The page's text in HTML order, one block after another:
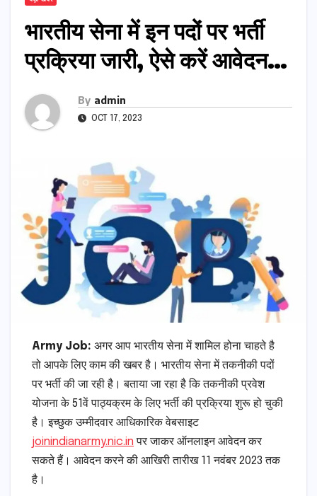
भारतीय सेना में इन पदों पर भर्ती
प्रक्रिया जारी, ऐसे करें आवेदन…
By admin
OCT 17, 2023
Army Job: अगर आप भारतीय सेना में शामिल होना चाहते है
तो आपके लिए काम की खबर है। भारतीय सेना में तकनीकी पदों
पर भर्ती की जा रही है। बताया जा रहा है कि तकनीकी प्रवेश
योजना के 51वें पाठ्यक्रम के लिए भर्ती की प्रक्रिया शुरू हो चुकी
है। इच्छुक उम्मीदवार आधिकारिक वेबसाइट
joinindianarmy.nic.in पर जाकर ऑनलाइन आवेदन कर
सकते हैं। आवेदन करने की आखिरी तारीख 11 नवंबर 2023 तक
है।